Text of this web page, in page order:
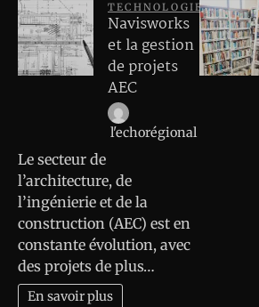
TECHNOLOGIE
Navisworks
et la gestion
de projets
AEC
l'echorégional
Le secteur de
l’architecture, de
l’ingénierie et de la
construction (AEC) est en
constante évolution, avec
des projets de plus…
En savoir plus